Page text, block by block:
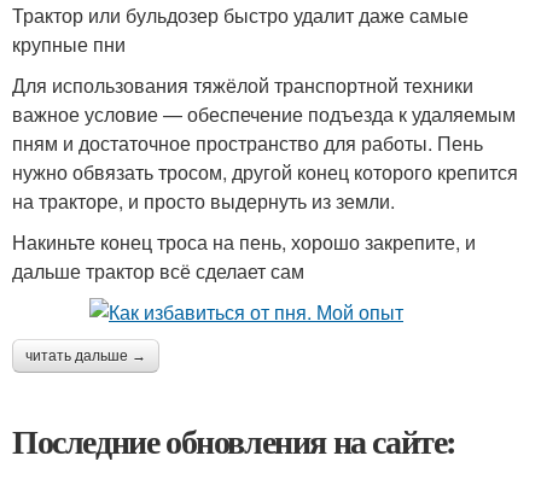
Трактор или бульдозер быстро удалит даже самые
крупные пни
Для использования тяжёлой транспортной техники
важное условие — обеспечение подъезда к удаляемым
пням и достаточное пространство для работы. Пень
нужно обвязать тросом, другой конец которого крепится
на тракторе, и просто выдернуть из земли.
Накиньте конец троса на пень, хорошо закрепите, и
дальше трактор всё сделает сам
читать дальше →
Последние обновления на сайте: